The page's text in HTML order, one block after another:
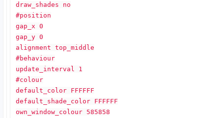
draw_shades no
#position
gap_x 0
gap_y 0
alignment top_middle
#behaviour
update_interval 1
#colour
default_color FFFFFF
default_shade_color FFFFFF
own_window_colour 585858